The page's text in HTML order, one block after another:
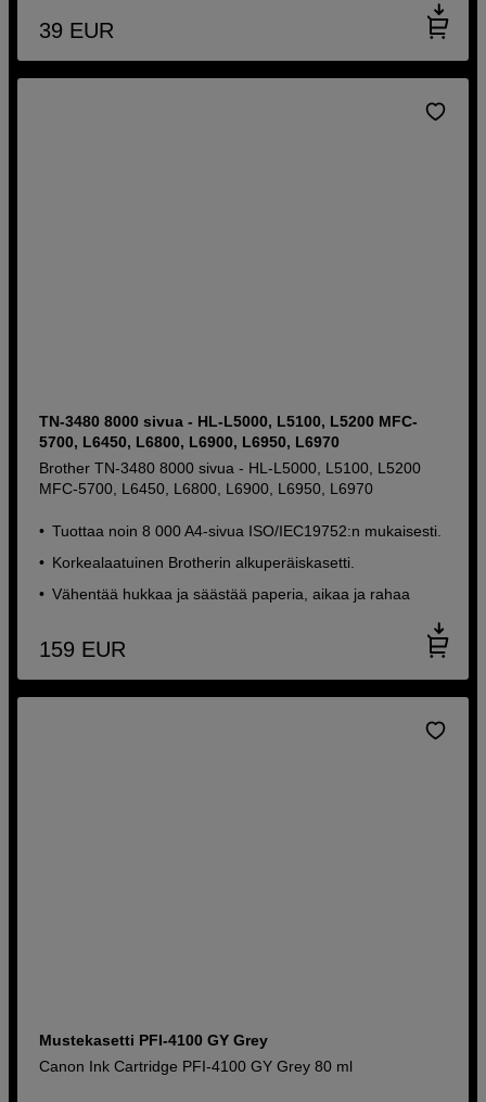
39 EUR
TN-3480 8000 sivua - HL-L5000, L5100, L5200 MFC-
5700, L6450, L6800, L6900, L6950, L6970
Brother TN-3480 8000 sivua - HL-L5000, L5100, L5200
MFC-5700, L6450, L6800, L6900, L6950, L6970
Tuottaa noin 8 000 A4-sivua ISO/IEC19752:n mukaisesti.
Korkealaatuinen Brotherin alkuperäiskasetti.
Vähentää hukkaa ja säästää paperia, aikaa ja rahaa
159 EUR
Mustekasetti PFI-4100 GY Grey
Canon Ink Cartridge PFI-4100 GY Grey 80 ml